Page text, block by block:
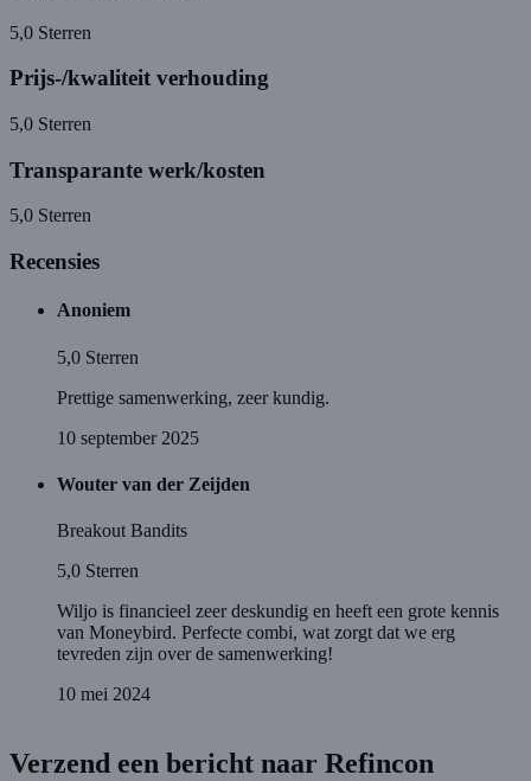
5,0 Sterren
Prijs-/kwaliteit verhouding
5,0 Sterren
Transparante werk/kosten
5,0 Sterren
Recensies
Anoniem
5,0 Sterren
Prettige samenwerking, zeer kundig.
10 september 2025
Wouter van der Zeijden
Breakout Bandits
5,0 Sterren
Wiljo is financieel zeer deskundig en heeft een grote kennis
van Moneybird. Perfecte combi, wat zorgt dat we erg
tevreden zijn over de samenwerking!
10 mei 2024
Verzend een bericht naar Refincon